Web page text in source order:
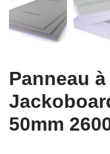
Panneau
50mm